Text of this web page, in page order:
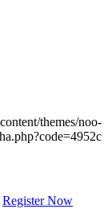
Register Now